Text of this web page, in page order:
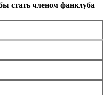
стать членом фанклуба